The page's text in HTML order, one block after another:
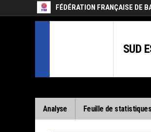
FÉDÉRATION FRANÇAISE DE
SUD
Analyse Feuille de statistiques